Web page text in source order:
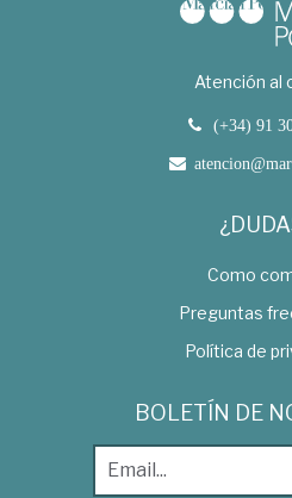
Atención al
(+34) 91
Como
Preguntas
Política de
BOLETÍN DE